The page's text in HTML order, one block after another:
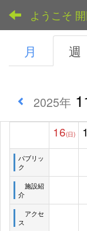
ようこそ
月 週
2025年
16(日)
パブリッ
ク
施設紹
介
アクセ
ス